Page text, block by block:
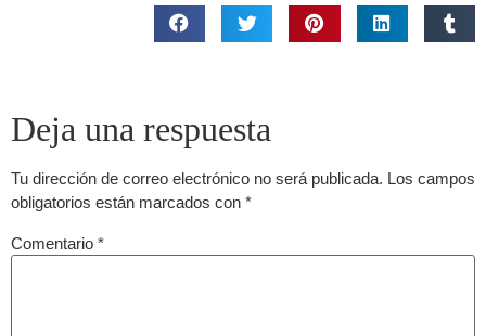
Deja una respuesta
Tu dirección de correo electrónico no será publicada. Los campos
obligatorios están marcados con *
Comentario *